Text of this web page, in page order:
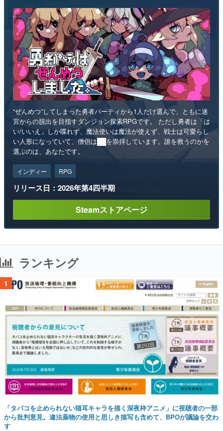
“ぜんめつ”してしまった勇者パーティから1人だけ選んで、ともに迷
宮からの脱出を目指すダンジョン探索RPGです。 ただし勇者は「は
い/いいえ」しか喋れず、魔法使いは魔法が使えず、戦士は可愛らし
い人形になっていて、僧侶は██を崇拝しています。誰を救うのかを
選ぶのは、あなたです。
インディー RPG
リリース日：2026年第4四半期
Steamストアページ
ランキング
1
「タバコを止められない猫耳キャラを描く深夜枠アニメ」に視聴者の一部
から批判意見。違法薬物の使用と思しき描写も含めて、BPOが議論を交わ
す